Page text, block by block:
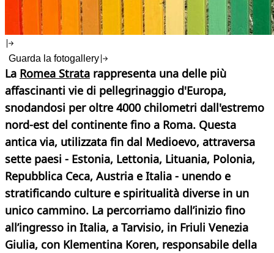
Guarda la fotogallery
La Romea Strata rappresenta una delle più
affascinanti vie di pellegrinaggio d'Europa,
snodandosi per oltre 4000 chilometri dall'estremo
nord-est del continente fino a Roma. Questa
antica via, utilizzata fin dal Medioevo, attraversa
sette paesi - Estonia, Lettonia, Lituania, Polonia,
Repubblica Ceca, Austria e Italia - unendo e
stratificando culture e spiritualità diverse in un
unico cammino. La percorriamo dall’inizio fino
all’ingresso in Italia, a Tarvisio, in Friuli Venezia
Giulia, con Klementina Koren, responsabile della